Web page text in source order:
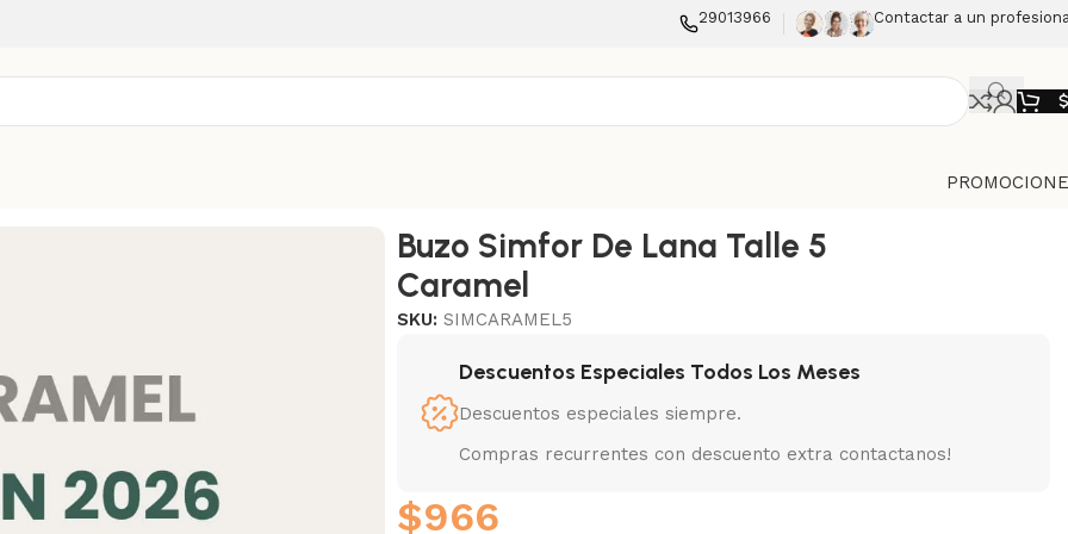
29013966 Contactar a un
$
Buzo Simfor De Lana Talle 5
Caramel
SKU:SIMCARAMEL5
Descuentos Especiales Todos Los Meses
Descuentos especiales siempre.
Compras recurrentes con descuento extra contactanos!
$966